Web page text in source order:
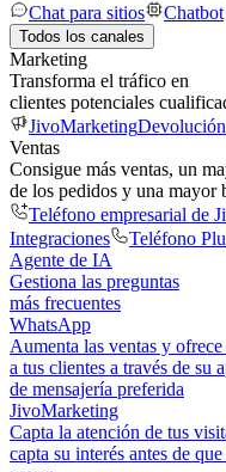
Chat para sitios
Chatbot
Todos los canales
Marketing
Transforma el tráfico en
clientes potenciales
JivoMarketing
Ventas
Consigue más ventas, un
de los pedidos y una mayor
Teléfono empresarial de
Integraciones
Teléfono
Agente de IA
Gestiona las preguntas
más frecuentes
WhatsApp
Aumenta las ventas y ofrece
a tus clientes a través de su
de mensajería preferida
JivoMarketing
Capta la atención de tus
capta su interés antes de que